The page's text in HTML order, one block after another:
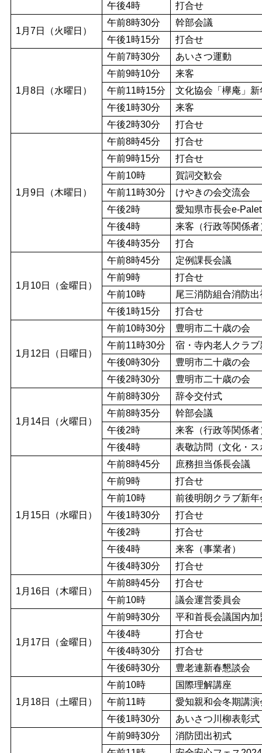
午後4時
打合せ
1月7日（火曜日）
午前8時30分
幹部会議
午後1時15分
打合せ
1月8日（水曜日）
午前7時30分
あいさつ運動
午前9時10分
来客
午前11時15分
文化協会「欅庵」新
午後1時30分
来客
午後2時30分
打合せ
1月9日（木曜日）
午前8時45分
打合せ
午前9時15分
打合せ
午前10時
賀詞交歓会
午前11時30分
けやきの会交流会
午後2時
愛知県市長会e-
午後4時
来客（行政等関係者
午後4時35分
打合
1月10日（金曜日）
午前8時45分
定例課長会議
午前9時
打合せ
午前10時
尾三消防組合消防出
午後1時15分
打合せ
1月12日（日曜日）
午前10時30分
豊明市二十歳の会
午前11時30分
宿・寺内老人クラブ
午後0時30分
豊明市二十歳の会
午後2時30分
豊明市二十歳の会
1月14日（火曜日）
午前8時30分
辞令交付式
午前8時35分
幹部会議
午後2時
来客（行政等関係者
午後4時
表敬訪問（文化・
1月15日（水曜日）
午前8時45分
庶務担当係長会議
午前9時
打合せ
午前10時
前後明朗クラブ新年
午後1時30分
打合せ
午後2時
打合せ
午後4時
来客（事業者）
午後4時30分
打合せ
1月16日（木曜日）
午前8時45分
打合せ
午前10時
議会運営委員会
1月17日（金曜日）
午前9時30分
平和首長会議国内
午後4時
打合せ
午後4時30分
打合せ
午後6時30分
豊老連新春懇談会
1月18日（土曜日）
午前10時
国際理解講座
午前11時
愛知親和会冬期講
午後1時30分
あいさつ川柳表彰式
午前9時30分
消防団出初式